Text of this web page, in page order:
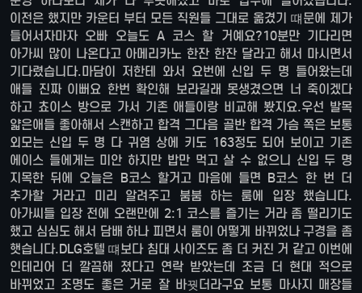
이전은 했지만 카운터 부터 모든 직원들 그대로 옮겼기 떄문에 제가
들어서자마자 오빠 오늘도 A 코스 할 거예요?10분만 기다리면
아가씨 많이 나온다고 아메리카노 한잔 한잔 달라고 해서 마시면서
기다렸습니다.마담이 저한테 와서 요번에 신입 두 명 들어왔는데
애들 진짜 이뻐요 한번 확인해 보라길래 못생겼으면 너 죽이겠다
하고 쵸이스 방으로 가서 기존 애들이랑 비교해 봤지요.우선 발목
얇은애들 좋아해서 스캔하고 합격 그다음 골반 합격 가슴 쪽은 보통
외모는 신입 두 명 다 귀염 상에 키도 163정도 되어 보이고 기존
에이스 들에게는 미안 하지만 밥만 먹고 살 수 없으니 신입 두 명
지목한 뒤에 오늘은 B코스 할거고 마음에 들면 B코스 한 번 더
추가할 거라고 미리 알려주고 붐붐 하는 룸에 입장 했습니다.
아가씨들 입장 전에 오랜만에 2:1 코스를 즐기는 거라 좀 떨리기도
했고 심심도 해서 담배 하나 피면서 룸이 어떻게 바뀌었나 구경을 좀
햇습니다.DLG호텔 떄보다 침대 사이즈도 좀 더 커진 거 같고 이번에
인테리어 더 깔끔해 졌다고 연락 받았는데 조금 더 현대 적으로
바뀌었고 조명도 좋은 거로 잘 바꿧더라구요 보통 마사지 매장들